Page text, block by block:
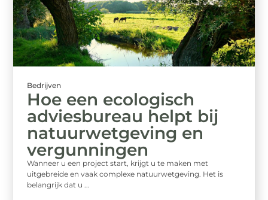
Bedrijven
Hoe een ecologisch
adviesbureau helpt bij
natuurwetgeving en
vergunningen
Wanneer u een project start, krijgt u te maken met
uitgebreide en vaak complexe natuurwetgeving. Het is
belangrijk dat u ...